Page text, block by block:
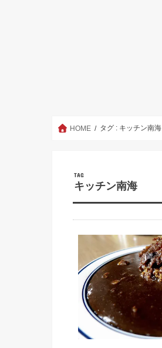
HOME タグ : キッチン南海
TAG
キッチン南海